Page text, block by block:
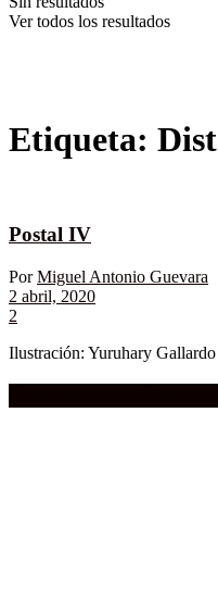
Ver todos los resultados
Etiqueta:
Postal IV
Por Miguel Antonio Guevara
2 abril, 2020
2
Ilustración: Yuruhary